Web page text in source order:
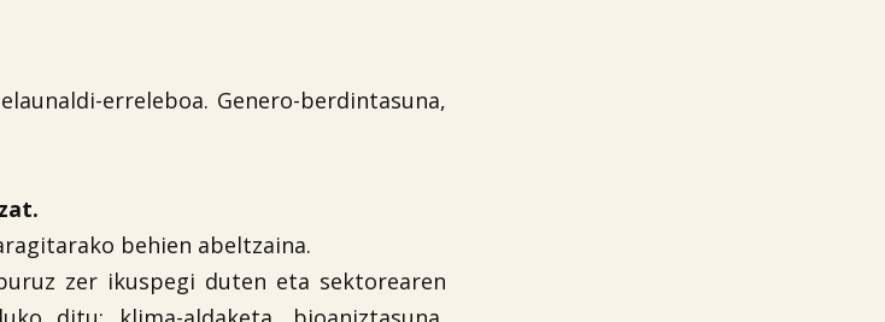
erreleboa. Genero-berdintasuna,
behien abeltzaina.
zer ikuspegi duten eta sektorearen